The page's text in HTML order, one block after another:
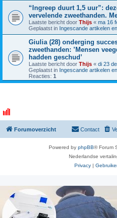
“Ingreep duurt 1,5 uur”:
vervelende zweethanden.
Laatste bericht door Thijs « ma 16
Geplaatst in Ingescande artikelen
Giulia (28) onderging
zweethanden: ’Mensen
hadden geschud’
Laatste bericht door Thijs « di 23
Geplaatst in Ingescande artikelen
Reacties: 1
Forumoverzicht Contact
Powered by phpBB® Forum
Nederlandse
Privacy |